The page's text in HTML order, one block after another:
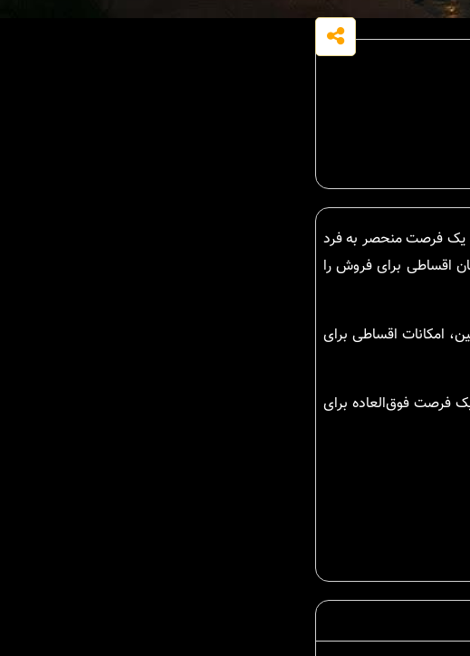
توسکا واقع شده است، یک فرصت منحصر به فرد
اقساطی برای فروش را
امکانات اقساطی برای
فرصت فوق‌العاده برای